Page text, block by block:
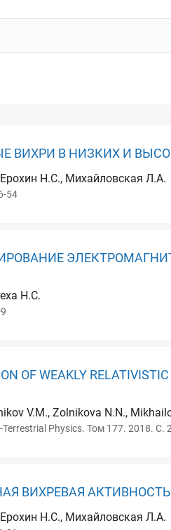
ВИХРИ В НИЗКИХ И
Н.С., Михайловская Л.А.
54
Н.С.
OF WEAKLY
V.M., Zolnikova N.N.,
Physics. Том 177. 2018. С.
ВИХРЕВАЯ
Н.С., Михайловская Л.А.